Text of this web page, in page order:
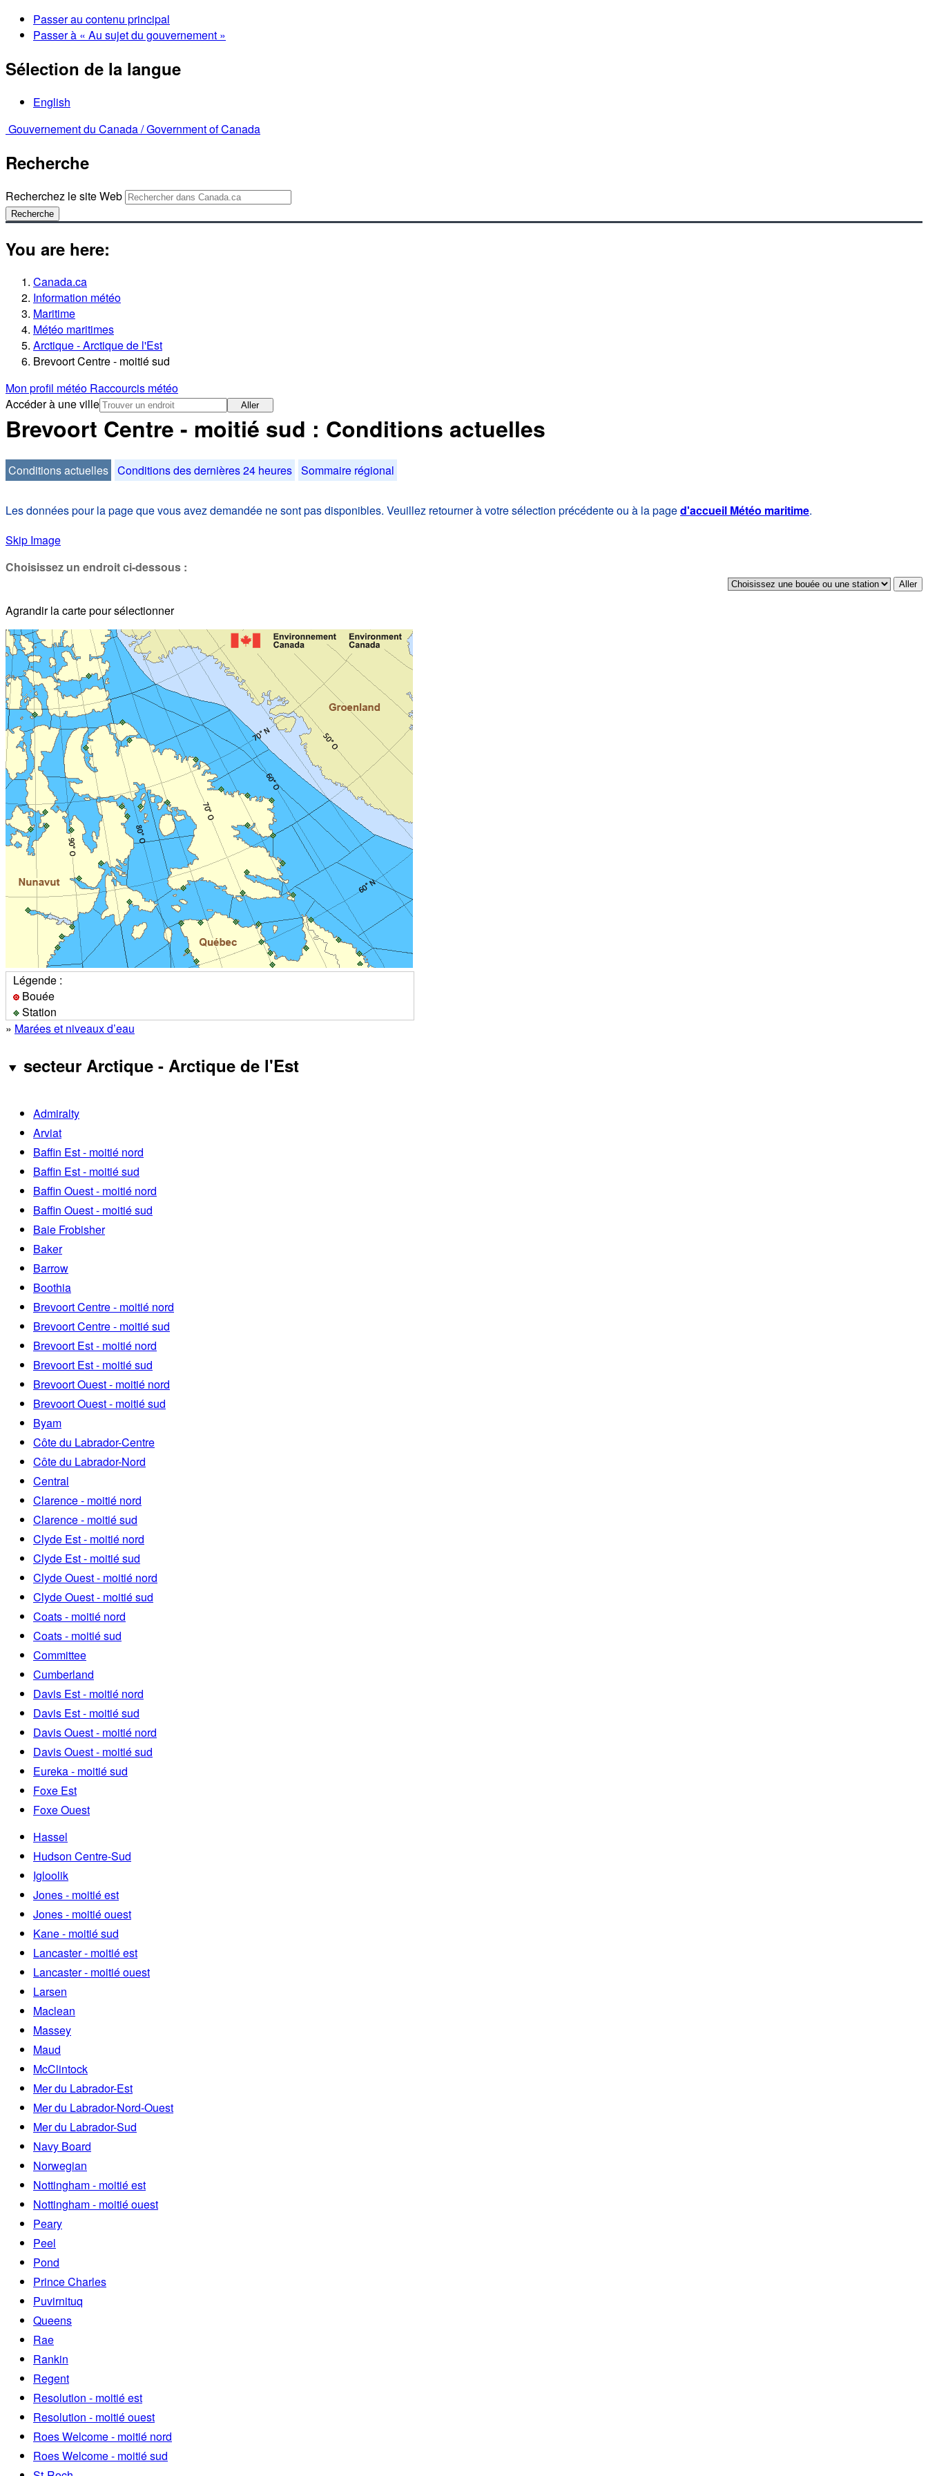
Passer au contenu principal
Passer à « Au sujet du gouvernement »
Sélection de la langue
English
Gouvernement du Canada /Government of Canada
Recherche
Recherchez le site Web
Recherche
You are here:
Canada.ca
Information météo
Maritime
Météo maritimes
Arctique - Arctique de l'Est
Brevoort Centre - moitié sud
Mon profil météo Raccourcis météo
Accéder à une ville
Aller
Brevoort Centre - moitié sud : Conditions actuelles
Conditions actuelles Conditions des dernières 24 heures Sommaire régional
Les données pour la page que vous avez demandée ne sont pas disponibles. Veuillez retourner à votre sélection précédente ou à la paged'accueil Météo maritime.
Skip Image
Choisissez un endroit ci-dessous :
Agrandir la carte pour sélectionner
Légende :
Bouée
Station
» Marées et niveaux d’eau
secteur Arctique - Arctique de l'Est
Admiralty
Arviat
Baffin Est - moitié nord
Baffin Est - moitié sud
Baffin Ouest - moitié nord
Baffin Ouest - moitié sud
Baie Frobisher
Baker
Barrow
Boothia
Brevoort Centre - moitié nord
Brevoort Centre - moitié sud
Brevoort Est - moitié nord
Brevoort Est - moitié sud
Brevoort Ouest - moitié nord
Brevoort Ouest - moitié sud
Byam
Côte du Labrador-Centre
Côte du Labrador-Nord
Central
Clarence - moitié nord
Clarence - moitié sud
Clyde Est - moitié nord
Clyde Est - moitié sud
Clyde Ouest - moitié nord
Clyde Ouest - moitié sud
Coats - moitié nord
Coats - moitié sud
Committee
Cumberland
Davis Est - moitié nord
Davis Est - moitié sud
Davis Ouest - moitié nord
Davis Ouest - moitié sud
Eureka - moitié sud
Foxe Est
Foxe Ouest
Hassel
Hudson Centre-Sud
Igloolik
Jones - moitié est
Jones - moitié ouest
Kane - moitié sud
Lancaster - moitié est
Lancaster - moitié ouest
Larsen
Maclean
Massey
Maud
McClintock
Mer du Labrador-Est
Mer du Labrador-Nord-Ouest
Mer du Labrador-Sud
Navy Board
Norwegian
Nottingham - moitié est
Nottingham - moitié ouest
Peary
Peel
Pond
Prince Charles
Puvirnituq
Queens
Rae
Rankin
Regent
Resolution - moitié est
Resolution - moitié ouest
Roes Welcome - moitié nord
Roes Welcome - moitié sud